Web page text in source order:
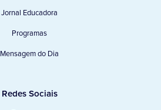
Jornal Educadora
Programas
Mensagem do Dia
Redes Sociais